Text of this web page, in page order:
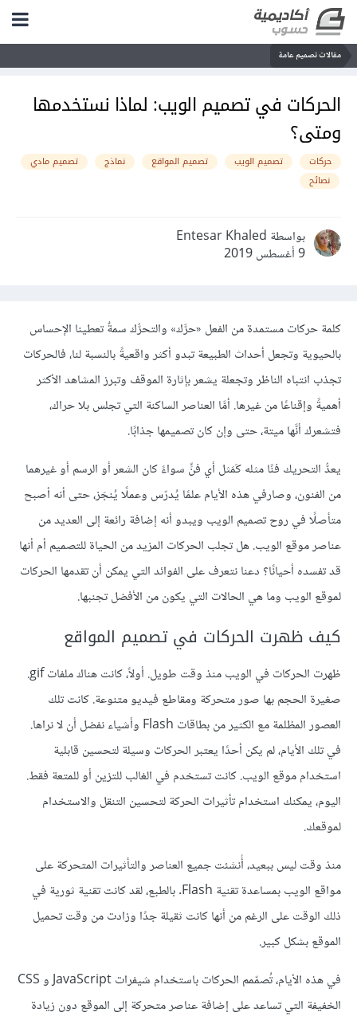
مقالات تصميم عامة
الحركات في تصميم الويب: لماذا نستخدمها
ومتى؟
حركات تصميم الويب تصميم المواقع نماذج
تصميم مادي
نصائح
بواسطة Entesar Khaled
9 أغسطس 2019
كلمة حركات مستمدة من الفعل «حرَّك» والتحرُّك سمةٌ تعطينا الإحساس
بالحيوية وتجعل أحداث الطبيعة تبدو أكثر واقعيةً بالنسبة لنا، فالحركات
تجذب انتباه الناظر وتجعلة يشعر بإثارة الموقف وتبرز المشاهد الأكثر
أهميةً وإقناعًا من غيرها. أمَّا العناصر الساكنة التي تجلس بلا حراك،
فتشعرك أنَّها ميتة، حتى وإن كان تصميمها جذابًا.
يعدُّ التحريك فنًا مثله كَمَثل أي فنٍّ سواءً كان الشعر أو الرسم أو غيرهما
من الفنون، وصارفي هذه الأيام علمًا يُدرّس وعملًا يُنجَز، حتى أنه أصبح
متأصلًا في روح تصميم الويب ويبدو أنه إضافة رائعة إلى العديد من
عناصر موقع الويب. هل تجلب الحركات المزيد من الحياة للتصميم أم أنها
قد تفسده أحيانًا؟ دعنا نتعرف على الفوائد التي يمكن أن تقدمها الحركات
لموقع الويب وما هي الحالات التي يكون من الأفضل تجنبها.
كيف ظهرت الحركات في تصميم المواقع
ظهرت الحركات في الويب منذ وقت طويل. أولاً، كانت هناك ملفات ‎.gif
صغيرة الحجم بها صور متحركة ومقاطع فيديو متنوعة. كانت تلك
العصور المظلمة مع الكثير من بطاقات Flash وأشياء نفضل أن لا نراها.
في تلك الأيام، لم يكن أحدًا يعتبر الحركات وسيلة لتحسين قابلية
استخدام موقع الويب. كانت تستخدم في الغالب للتزين أو للمتعة فقط.
اليوم، يمكنك استخدام تأثيرات الحركة لتحسين التنقل والاستخدام
لموقعك.
منذ وقت ليس ببعيد، أُنشئت جميع العناصر والتأثيرات المتحركة على
مواقع الويب بمساعدة تقنية Flash. بالطبع، لقد كانت تقنية ثورية في
ذلك الوقت على الرغم من أنها كانت ثقيلة جدًا وزادت من وقت تحميل
الموقع بشكل كبير.
في هذه الأيام، تُصمّمم الحركات باستخدام شيفرات JavaScript و CSS
الخفيفة التي تساعد على إضافة عناصر متحركة إلى الموقع دون زيادة